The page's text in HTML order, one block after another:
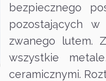
bezpiecznego
pozostających
zwanego lutem.
wszystkie
ceramicznymi.